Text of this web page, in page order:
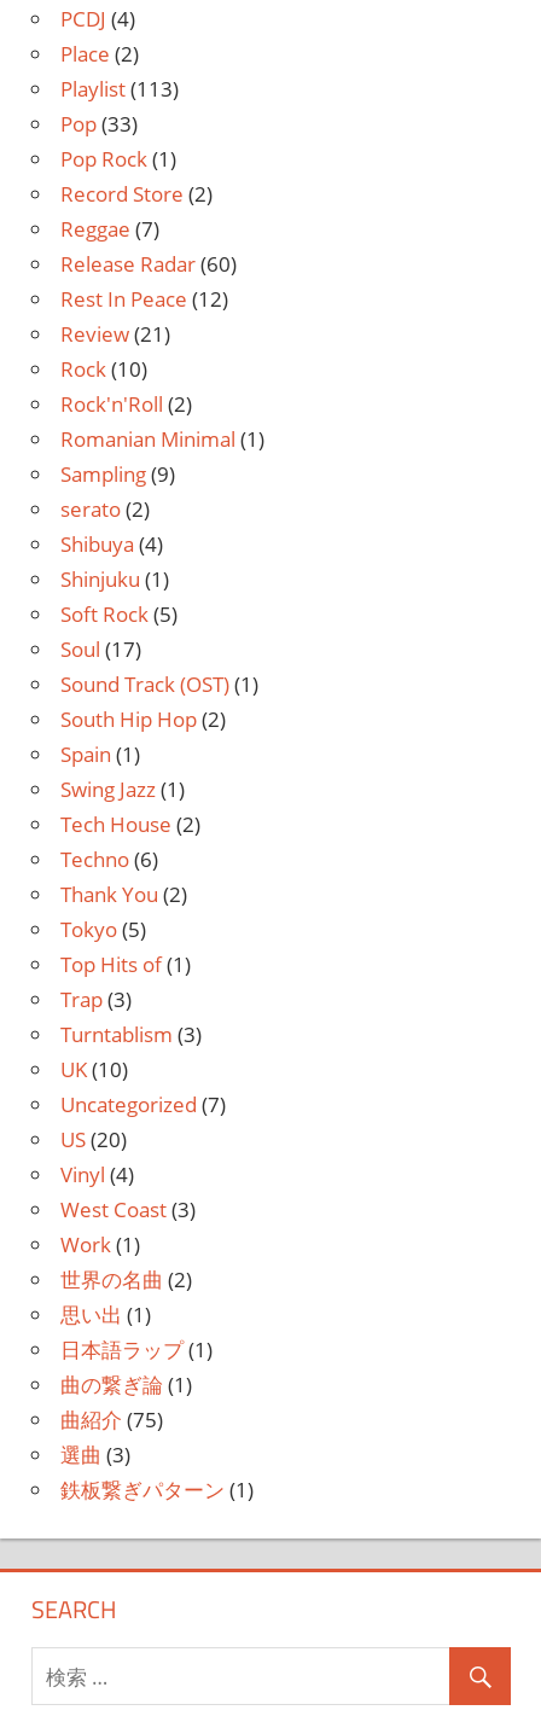
PCDJ (4)
Place (2)
Playlist(113)
Pop(33)
Pop Rock(1)
Record Store (2)
Reggae (7)
Release Radar(60)
Rest In Peace (12)
Review(21)
Rock(10)
Rock'n'Roll (2)
Romanian Minimal (1)
Sampling(9)
serato(2)
Shibuya (4)
Shinjuku (1)
Soft Rock(5)
Soul (17)
Sound Track (OST)(1)
South Hip Hop(2)
Spain (1)
Swing Jazz(1)
Tech House (2)
Techno(6)
Thank You (2)
Tokyo(5)
Top Hits of(1)
Trap(3)
Turntablism (3)
UK(10)
Uncategorized (7)
US(20)
Vinyl (4)
West Coast(3)
Work(1)
世界の名曲 (2)
思い出 (1)
日本語ラップ(1)
曲の繋ぎ論 (1)
曲紹介 (75)
選曲 (3)
鉄板繋ぎパターン (1)
SEARCH